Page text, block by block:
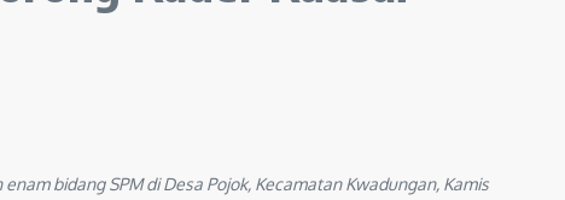
bidang SPM di Desa Pojok, Kecamatan Kwadungan, Kamis